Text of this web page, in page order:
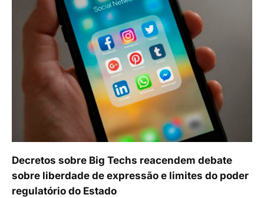
Decretos sobre Big Techs reacendem debate
sobre liberdade de expressão e limites do poder
regulatório do Estado